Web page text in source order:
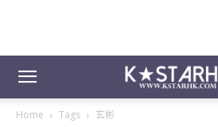
Home Tags 玄彬